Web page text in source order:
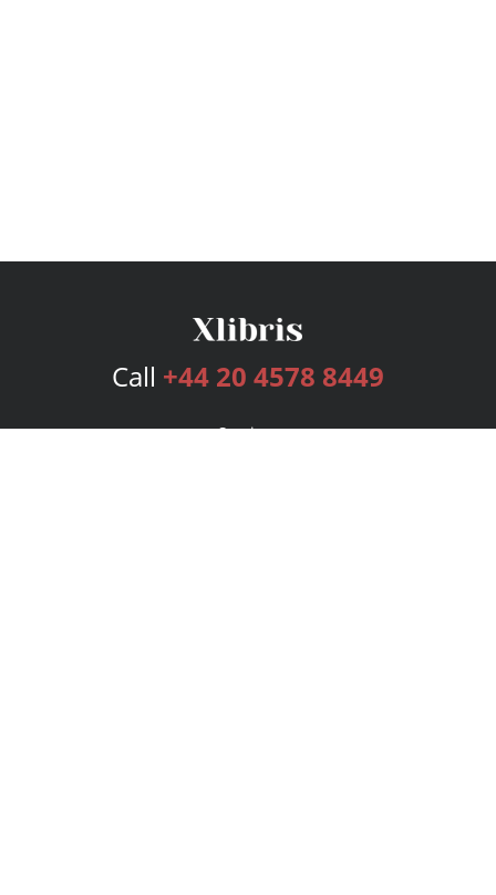
Call +44 20 4578 8449
Services